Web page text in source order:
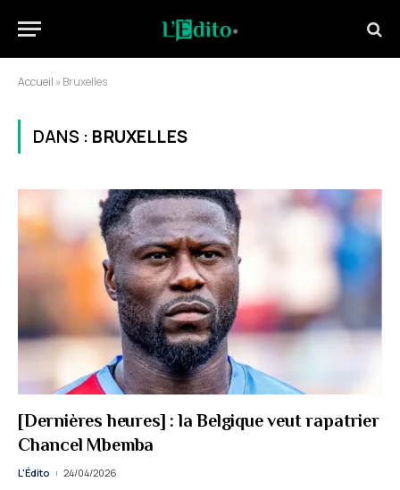
Accueil »Bruxelles
DANS : BRUXELLES
[Dernières heures] : la Belgique veut rapatrier
Chancel Mbemba
L'Édito 24/04/2026